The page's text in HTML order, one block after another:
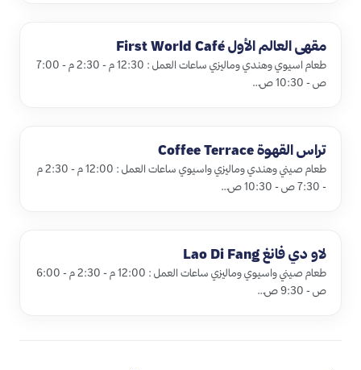
مقهى العالم الأول First World Café
طعام اسيوي وهندي وماليزي ساعات العمل : 12:30 م - 2:30 م - 7:00
ص - 10:30 ص…
تراس القهوة Coffee Terrace
طعام صيني وهندي وماليزي واسيوي ساعات العمل : 12:00 م - 2:30 م
- 7:30 ص - 10:30 ص…
لاو دي فانغ Lao Di Fang
طعام صيني واسيوي وماليزي ساعات العمل : 12:00 م - 2:30 م - 6:00
ص - 9:30 ص…